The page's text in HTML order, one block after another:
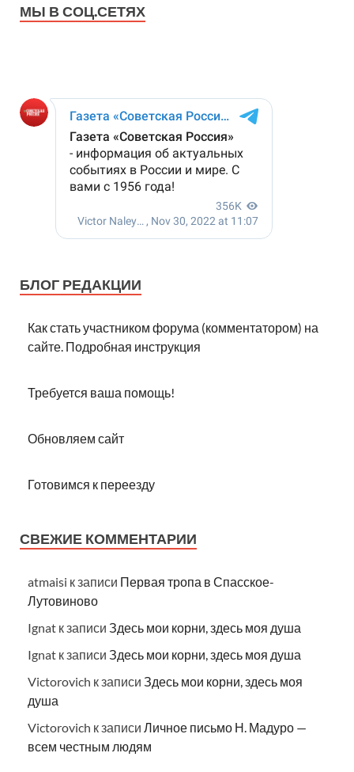
МЫ В СОЦ.СЕТЯХ
БЛОГ РЕДАКЦИИ
Как стать участником форума (комментатором) на
сайте. Подробная инструкция
Требуется ваша помощь!
Обновляем сайт
Готовимся к переезду
СВЕЖИЕ КОММЕНТАРИИ
atmaisi к записи Первая тропа в Спасское-
Лутовиново
Ignat к записи Здесь мои корни, здесь моя душа
Ignat к записи Здесь мои корни, здесь моя душа
Victorovich к записи Здесь мои корни, здесь моя
душа
Victorovich к записи Личное письмо Н. Мадуро —
всем честным людям